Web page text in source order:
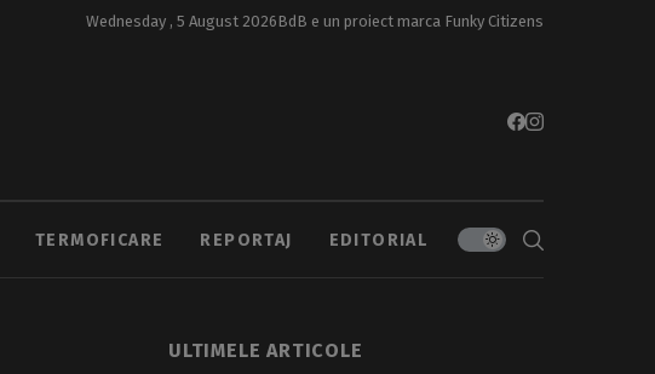
Wednesday , 5 August 2026BdB e un proiect marca Funky Citizens
TERMOFICARE REPORTAJ EDITORIAL
ULTIMELE ARTICOLE